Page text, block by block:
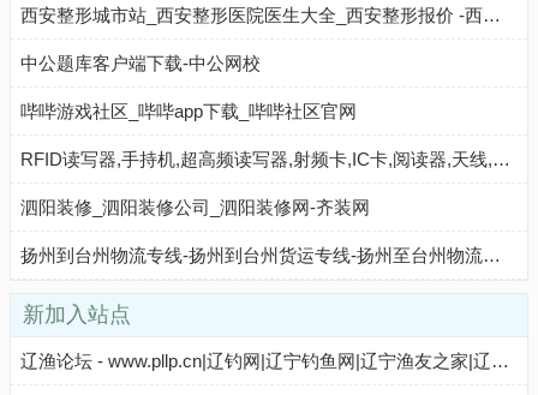
西安整形城市站_西安整形医院医生大全_西安整形报价 -西安经典整形咨询中心
中公题库客户端下载-中公网校
哔哔游戏社区_哔哔app下载_哔哔社区官网
RFID读写器,手持机,超高频读写器,射频卡,IC卡,阅读器,天线,电子标签,RFID技术
泗阳装修_泗阳装修公司_泗阳装修网-齐装网
扬州到台州物流专线-扬州到台州货运专线-扬州至台州物流公司-就发物流网
新加入站点
辽渔论坛 - www.pllp.cn|辽钓网|辽宁钓鱼网|辽宁渔友之家|辽宁钓鱼论坛|辽渔网